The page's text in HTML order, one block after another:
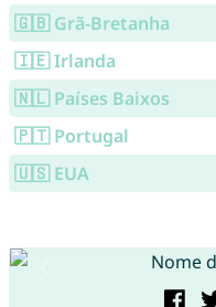
🇬🇧 Grã-Bretanha
🇮🇪 Irlanda
🇳🇱 Países Baixos
🇵🇹 Portugal
🇺🇸 EUA